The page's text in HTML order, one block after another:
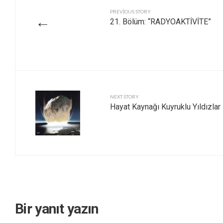
←
PREVIOUS STORY
21. Bölüm: “RADYOAKTİVİTE”
NEXT STORY
Hayat Kaynağı Kuyruklu Yıldızlar
Bir yanıt yazın